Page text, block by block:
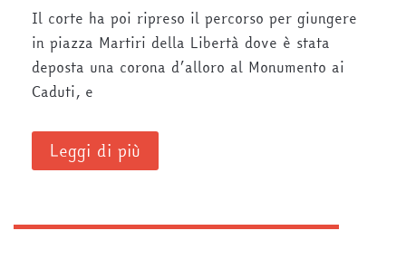
Il corte ha poi ripreso il percorso per giungere
in piazza Martiri della Libertà dove è stata
deposta una corona d’alloro al Monumento ai
Caduti, e
Leggi di più